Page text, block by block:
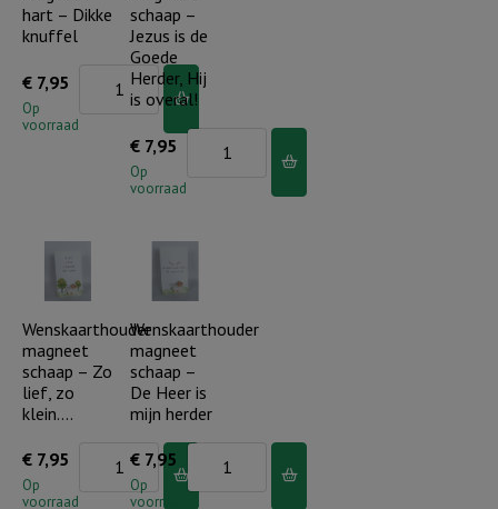
en...
aantal
hart – Dikke
knuffel
€ 7,95
Op
voorraad
Wenskaarthouder
magneet
schaap –
Jezus is de
Goede
Herder, Hij
is overal!
€ 7,95
Op
voorraad
Wenskaarthouder
is
de
Goede
Herder,
Hij
is
overal!
aantal
Wenskaarthouder
magneet
schaap – Zo
lief, zo
klein….
€ 7,95
Op
voorraad
Wenskaarthouder
magneet
Wenskaarthouder
magneet
schaap –
De Heer is
mijn herder
€ 7,95
Op
voorraad
magneet